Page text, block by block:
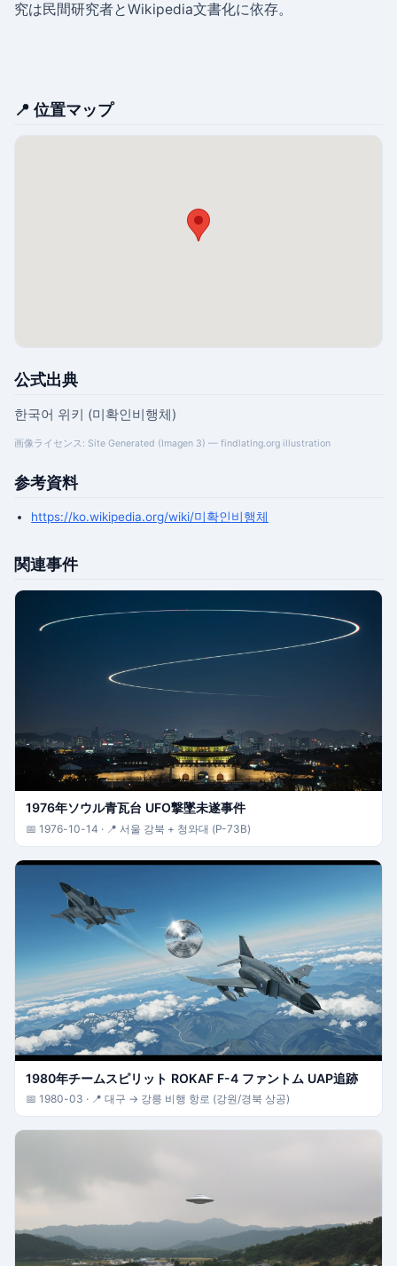
究は民間研究者とWikipedia文書化に依存。
📍 位置マップ
公式出典
한국어 위키 (미확인비행체)
画像ライセンス: Site Generated (Imagen 3) — findlatlng.org illustration
参考資料
https://ko.wikipedia.org/wiki/미확인비행체
関連事件
1976年ソウル青瓦台 UFO撃墜未遂事件
📅 1976-10-14 · 📍 서울 강북 + 청와대 (P-73B)
1980年チームスピリット ROKAF F-4 ファントム UAP追跡
📅 1980-03 · 📍 대구 → 강릉 비행 항로 (강원/경북 상공)